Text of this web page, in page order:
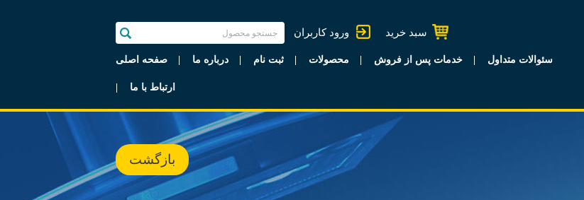
ورود کاربران سبد خرید
صفحه اصلی درباره ما ثبت نام محصولات خدمات پس از فروش سئوالات متداول
ارتباط با ما
بازگشت